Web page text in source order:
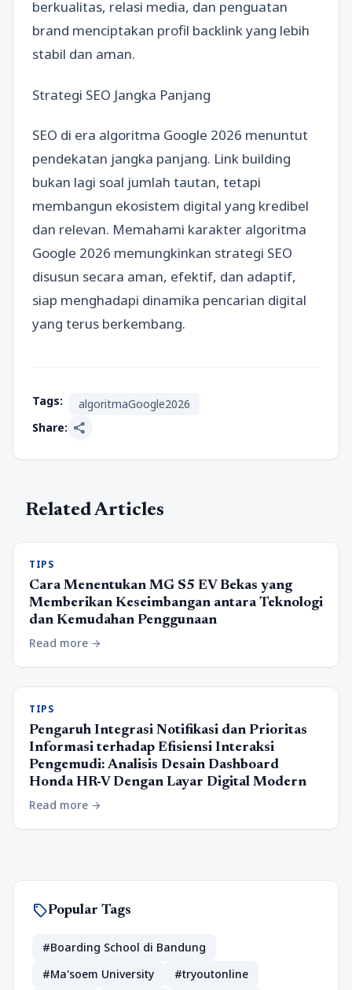
berkualitas, relasi media, dan penguatan
brand menciptakan profil backlink yang lebih
stabil dan aman.
Strategi SEO Jangka Panjang
SEO di era algoritma Google 2026 menuntut
pendekatan jangka panjang. Link building
bukan lagi soal jumlah tautan, tetapi
membangun ekosistem digital yang kredibel
dan relevan. Memahami karakter algoritma
Google 2026 memungkinkan strategi SEO
disusun secara aman, efektif, dan adaptif,
siap menghadapi dinamika pencarian digital
yang terus berkembang.
Tags:
algoritmaGoogle2026
Share: share
Related Articles
TIPS
Cara Menentukan MG S5 EV Bekas yang
Memberikan Keseimbangan antara Teknologi
dan Kemudahan Penggunaan
Read more arrow_forward
TIPS
Pengaruh Integrasi Notifikasi dan Prioritas
Informasi terhadap Efisiensi Interaksi
Pengemudi: Analisis Desain Dashboard
Honda HR-V Dengan Layar Digital Modern
Read more arrow_forward
sellPopular Tags
#Boarding School di Bandung
#Ma'soem University
#tryoutonline